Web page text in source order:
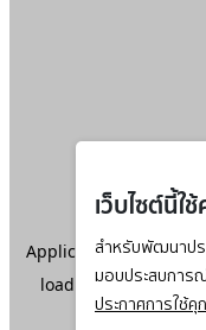
เว็บไซต์นี้ใ
สำหรับพัฒนาปร
มอบประสบการ
ประกาศการใช้คุ
Application error: a
loading